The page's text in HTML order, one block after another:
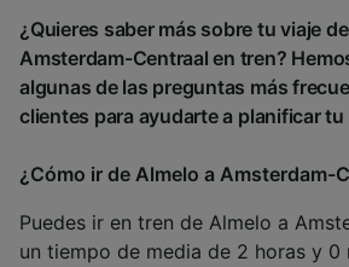
¿Quieres saber más sobre tu viaje
Amsterdam-Centraal en tren?
algunas de las preguntas más
clientes para ayudarte a planificar tu
¿Cómo ir de Almelo a Amsterdam-
Puedes ir en tren de Almelo a
un tiempo de media de 2 horas y 0